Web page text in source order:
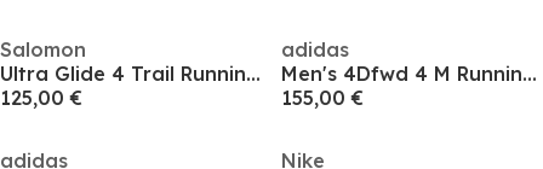
Salomon
Ultra Glide 4 Trail Running Shoes Mens
125,00 €
adidas
Men's 4Dfwd 4 M Running Shoes
155,00 €
adidas
Nike